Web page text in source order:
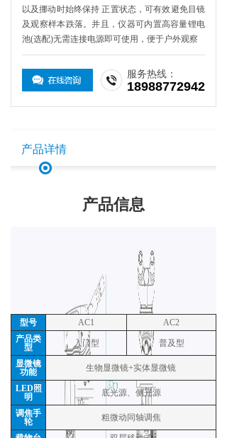
型号 AC1
AC2
产品类
型
入门型 普及型
显微镜
功能
生物显微镜+实体显微镜
LED照
明
底光源、侧光源
调焦手
轮
粗微动同轴调焦
产品信息
以及挪动时始终保持 正置状态，可有效避免目镜
及观察样本跌落。并且，仪器可内置高容量锂电
池(选配)无需连接电源即可使用，便于户外观察
服务热线：
18988772942
产品详情